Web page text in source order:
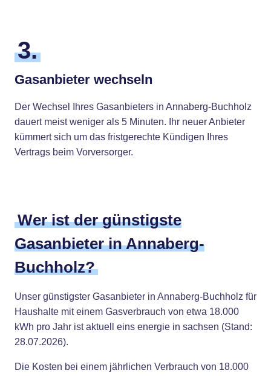
3.
Gasanbieter wechseln
Der Wechsel Ihres Gasanbieters in Annaberg-Buchholz
dauert meist weniger als 5 Minuten. Ihr neuer Anbieter
kümmert sich um das fristgerechte Kündigen Ihres
Vertrags beim Vorversorger.
Wer ist der günstigste
Gasanbieter in Annaberg-
Buchholz?
Unser günstigster Gasanbieter in Annaberg-Buchholz für
Haushalte mit einem Gasverbrauch von etwa 18.000
kWh pro Jahr ist aktuell eins energie in sachsen (Stand:
28.07.2026).
Die Kosten bei einem jährlichen Verbrauch von 18.000